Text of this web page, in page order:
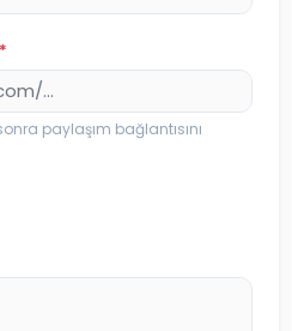
*
paylaşım bağlantısını